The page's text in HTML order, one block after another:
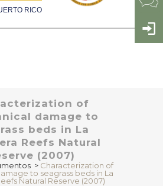
RICO
of
damage to
beds in La
Reefs Natural
(2007)
> Characterization of
to seagrass beds in La
Natural Reserve (2007)